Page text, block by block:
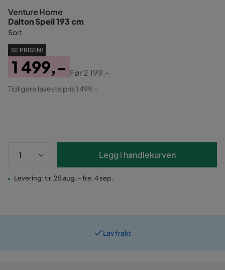
Venture Home
Dalton Speil 193 cm
Sort
SE PRISEN!
Pris
1 499,-
Original
Før2 199,-
Tidligere laveste pris 1 499,-
Legg i handlekurven
Levering: tir. 25 aug. - fre. 4 sep.
Lav frakt